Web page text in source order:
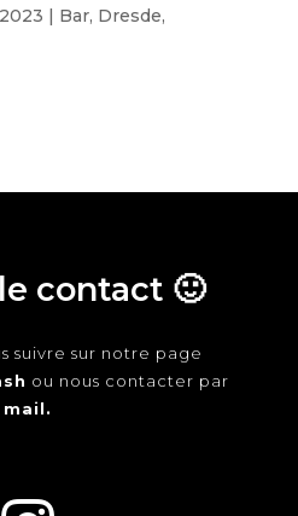
| Bar, Dresde,
contact 🙂
suivre sur notre page
ou nous contacter par
mail.